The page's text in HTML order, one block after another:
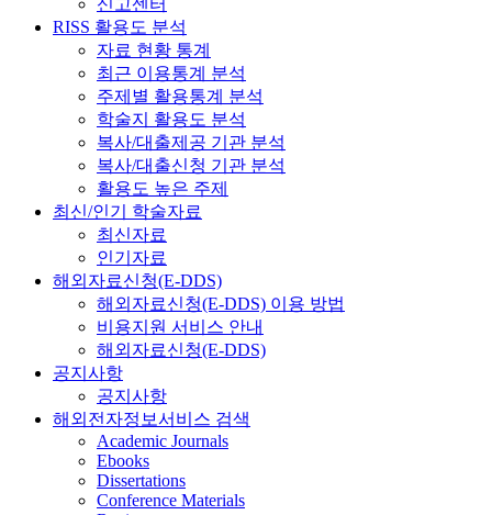
신고센터
RISS 활용도 분석
자료 현황 통계
최근 이용통계 분석
주제별 활용통계 분석
학술지 활용도 분석
복사/대출제공 기관 분석
복사/대출신청 기관 분석
활용도 높은 주제
최신/인기 학술자료
최신자료
인기자료
해외자료신청(E-DDS)
해외자료신청(E-DDS) 이용 방법
비용지원 서비스 안내
해외자료신청(E-DDS)
공지사항
공지사항
해외전자정보서비스 검색
Academic Journals
Ebooks
Dissertations
Conference Materials